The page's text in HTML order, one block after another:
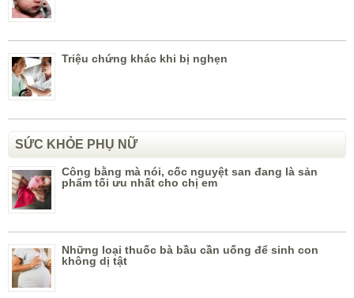
Triệu chứng khác khi bị nghẹn
SỨC KHỎE PHỤ NỮ
Công bằng mà nói, cốc nguyệt san đang là sản
phẩm tối ưu nhất cho chị em
Những loại thuốc bà bầu cần uống để sinh con
không dị tật